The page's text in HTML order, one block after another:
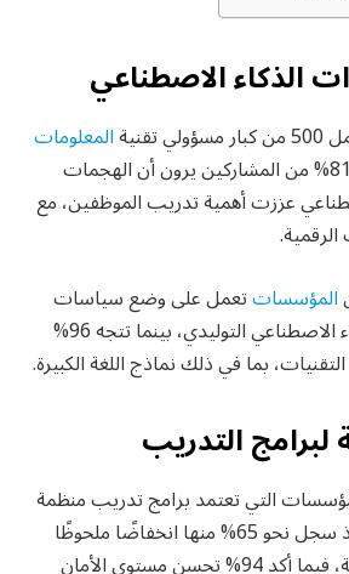
الذكاء الاصطناعي
المعلومات
والأمن السيبراني، أن 81% من المشاركين يرون أن الهجمات
عززت أهمية تدريب الموظفين، مع
المؤسساتتعمل على وضع سياسات
لاستخدام أدوات الذكاء الاصطناعي التوليدي، بينما تتجه 96%
بما في ذلك نماذج اللغة الكبيرة.
التدريب
التي تعتمد برامج تدريب منظمة
تحقق نتائج واضحة، إذ سجل نحو 65% منها انخفاضًا ملحوظًا
في الحوادث السيبرانية، فيما أكد 94% تحسن مستوى الأمان